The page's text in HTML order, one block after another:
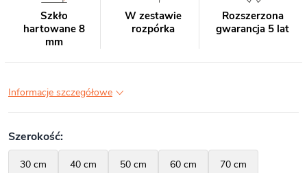
Szkło
hartowane 8
mm
W zestawie
rozpórka
Rozszerzona
gwarancja 5 lat
Informacje szczegółowe